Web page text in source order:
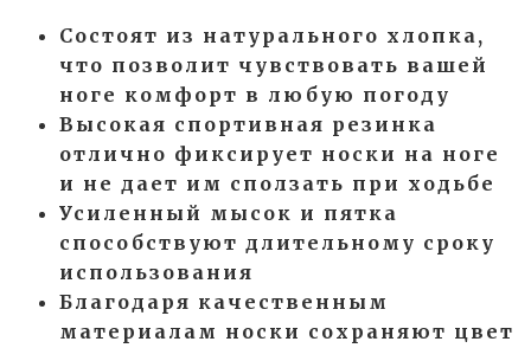
Состоят из натурального хлопка,
что позволит чувствовать вашей
ноге комфорт в любую погоду
Высокая спортивная резинка
отлично фиксирует носки на ноге
и не дает им сползать при ходьбе
Усиленный мысок и пятка
способствуют длительному сроку
использования
Благодаря качественным
материалам носки сохраняют цвет